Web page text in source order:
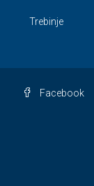
Trebinje
Facebook